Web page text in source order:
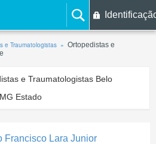
e Traumatologistas
Ortopedistas e
e Traumatologistas Belo
Estado
Francisco Lara Junior